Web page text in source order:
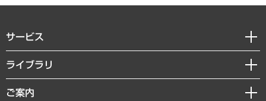
サービス
経営戦略
組織・人事戦略
デジタルイノベーション
ライブラリ
経済調査
ご案内